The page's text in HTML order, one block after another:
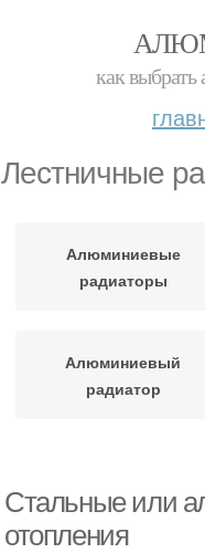
как
Лестничные
Алюминиевые
радиаторы
Алюминиевый
радиатор
Стальные или
отопления